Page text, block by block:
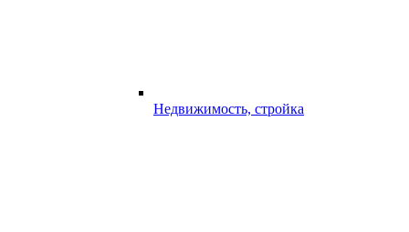
Недвижимость, стройка